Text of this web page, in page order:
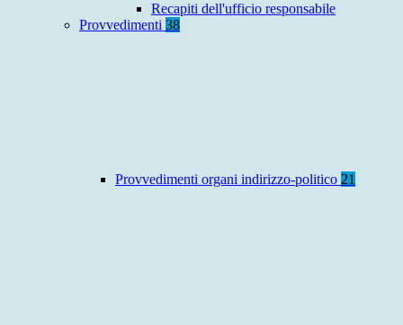
Recapiti dell'ufficio responsabile
Provvedimenti 38
Provvedimenti organi indirizzo-politico 21